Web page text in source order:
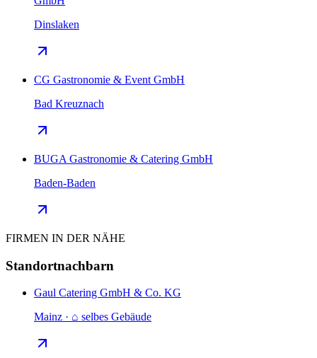
Dinslaken
CG Gastronomie & Event GmbH
Bad Kreuznach
BUGA Gastronomie & Catering GmbH
Baden-Baden
FIRMEN IN DER NÄHE
Standortnachbarn
Gaul Catering GmbH & Co. KG
Mainz · ⌂ selbes Gebäude